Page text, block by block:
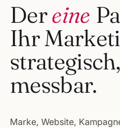
Websites & Shops
Online-Marketing
SEO & KI-Sichtbarkeit
Gründerpakete
Dereine
Ihr
messbar.
Marke, Website,